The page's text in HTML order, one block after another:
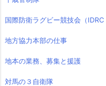
国際防衛ラグビー競技会（IDRC
地方協力本部の仕事
地本の業務、募集と援護
対馬の３自衛隊